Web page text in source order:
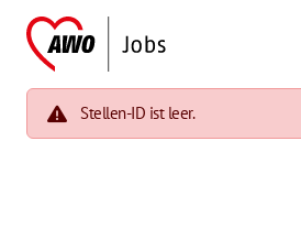
Stellen-ID ist leer.